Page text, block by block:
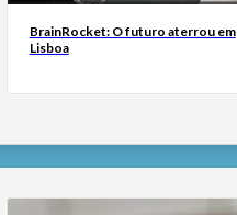
BrainRocket: O futuro aterrou em
Lisboa